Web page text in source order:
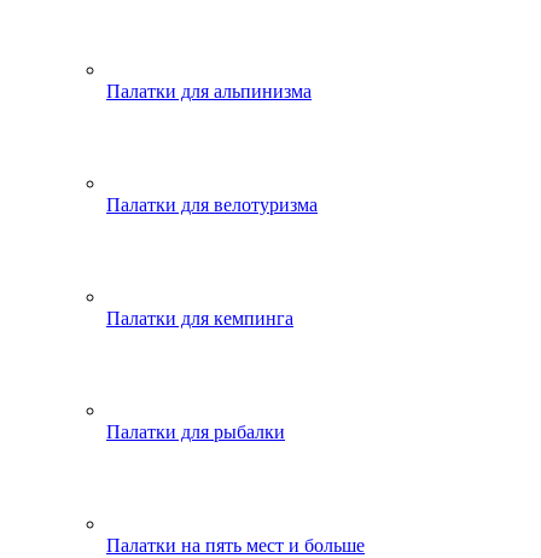
Палатки для альпинизма
Палатки для велотуризма
Палатки для кемпинга
Палатки для рыбалки
Палатки на пять мест и больше